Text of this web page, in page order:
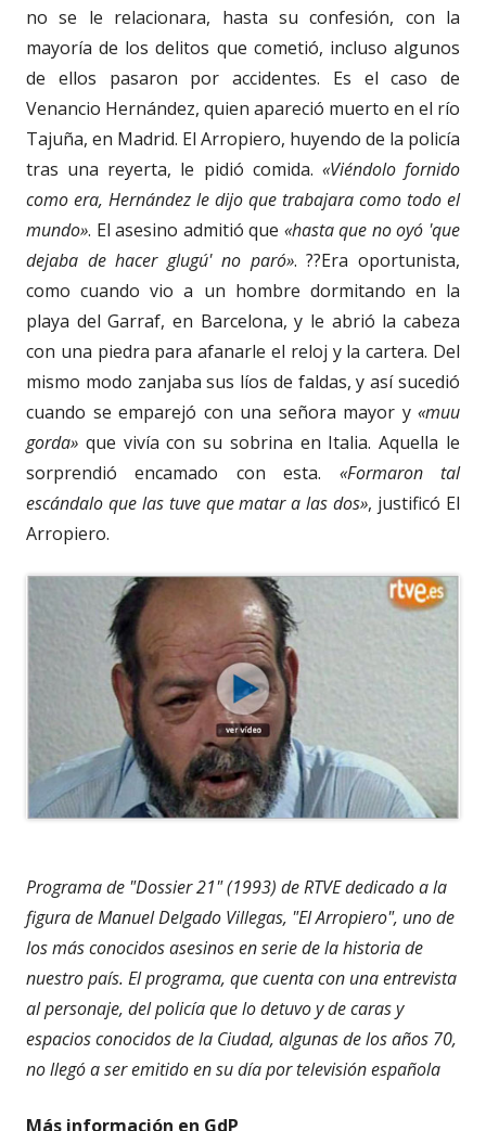
no se le relacionara, hasta su confesión, con la
mayoría de los delitos que cometió, incluso algunos
de ellos pasaron por accidentes. Es el caso de
Venancio Hernández, quien apareció muerto en el río
Tajuña, en Madrid. El Arropiero, huyendo de la policía
tras una reyerta, le pidió comida. «Viéndolo fornido
como era, Hernández le dijo que trabajara como todo el
mundo». El asesino admitió que «hasta que no oyó 'que
dejaba de hacer glugú' no paró». ??Era oportunista,
como cuando vio a un hombre dormitando en la
playa del Garraf, en Barcelona, y le abrió la cabeza
con una piedra para afanarle el reloj y la cartera. Del
mismo modo zanjaba sus líos de faldas, y así sucedió
cuando se emparejó con una señora mayor y «muu
gorda» que vivía con su sobrina en Italia. Aquella le
sorprendió encamado con esta. «Formaron tal
escándalo que las tuve que matar a las dos», justificó El
Arropiero.
Programa de "Dossier 21" (1993) de RTVE dedicado a la
figura de Manuel Delgado Villegas, "El Arropiero", uno de
los más conocidos asesinos en serie de la historia de
nuestro país. El programa, que cuenta con una entrevista
al personaje, del policía que lo detuvo y de caras y
espacios conocidos de la Ciudad, algunas de los años 70,
no llegó a ser emitido en su día por televisión española
Más información en GdP